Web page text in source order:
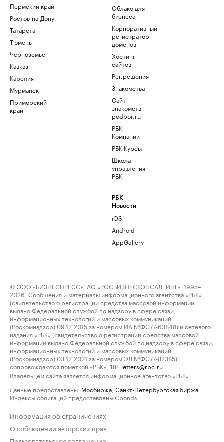
Пермский край
Ростов-на-Дону
Татарстан
Тюмень
Черноземье
Кавказ
Карелия
Мурманск
Приморский
край
Облако для
бизнеса
Корпоративный
регистратор
доменов
Хостинг
сайтов
Рег.решения
Знакомства
Сайт
знакомств
podbor.ru
РБК
Компании
РБК Курсы
Школа
управления
РБК
РБК
Новости
iOS
Android
AppGallery
© ООО «БИЗНЕСПРЕСС», АО «РОСБИЗНЕСКОНСАЛТИНГ», 1995–
2026. Сообщения и материалы информационного агентства «РБК»
(свидетельство о регистрации средства массовой информации
выдано Федеральной службой по надзору в сфере связи,
информационных технологий и массовых коммуникаций
(Роскомнадзор) 09.12.2015 за номером ИА №ФС77-63848) и сетевого
издания «РБК» (свидетельство о регистрации средства массовой
информации выдано Федеральной службой по надзору в сфере связи,
информационных технологий и массовых коммуникаций
(Роскомнадзор) 03.12.2021 за номером ЭЛ №ФС77-82385)
сопровождаются пометкой «РБК».
18+ letters@rbc.ru
Владельцем сайта является информационное агентство «РБК».
Данные предоставлены: Мосбиржа Санкт-Петербургская биржа
Индексы облигаций предоставлены Cbonds.
Информация об ограничениях
О соблюдении авторских прав